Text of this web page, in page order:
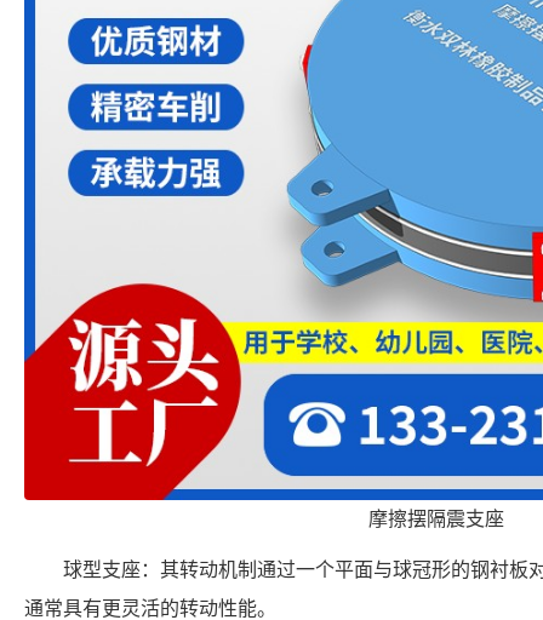
摩擦摆隔震支座
球型支座：其转动机制通过一个平面与球冠形的钢衬板
通常具有更灵活的转动性能。